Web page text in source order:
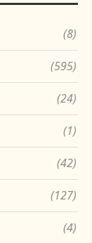
(8)
(595)
(24)
(1)
(42)
(127)
(4)